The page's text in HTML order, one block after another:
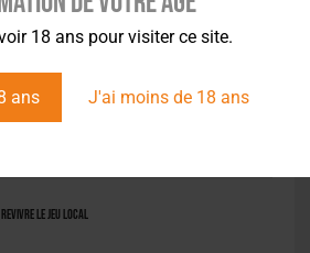
18 ans pour visiter ce site.
ans J'ai moins de 18 ans
revivre le jeu local